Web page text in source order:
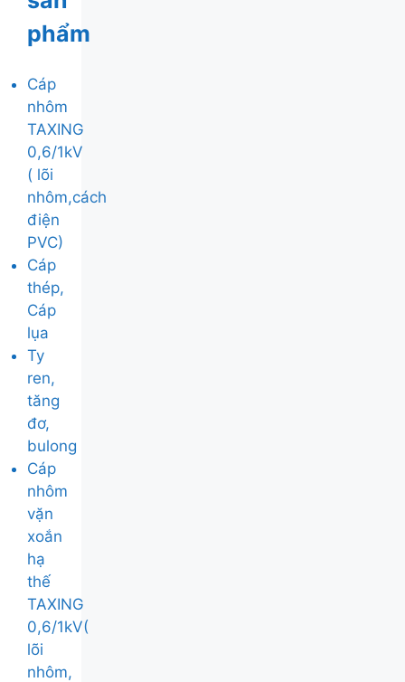
phẩm
Cáp
nhôm
TAXING
0,6/1kV
( lõi
nhôm,cách
điện
PVC)
Cáp
thép,
Cáp
lụa
Ty
ren,
tăng
đơ,
bulong
Cáp
nhôm
vặn
xoắn
hạ
thế
TAXING
0,6/1kV(
lõi
nhôm,